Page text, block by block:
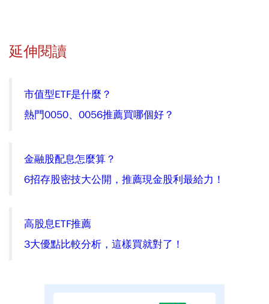
延伸閱讀
市值型ETF是什麼？
熱門0050、0056推薦買哪個好？
金融股配息怎麼算？
6招存股密技大公開，推薦現金股利最給力！
高股息ETF推薦
3大優點比較分析，這樣買就對了！